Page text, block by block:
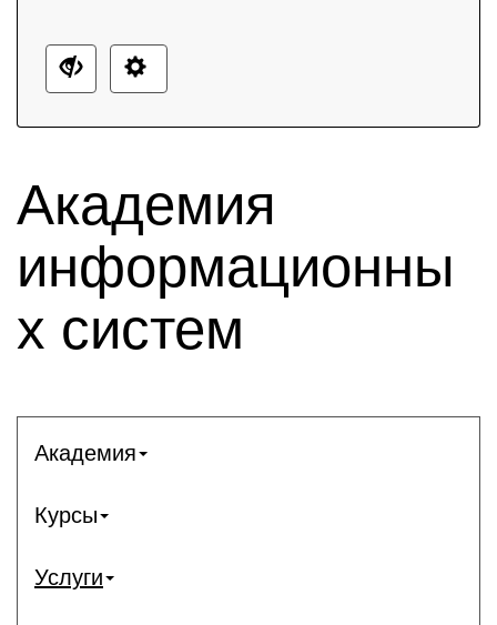
Академия
информационны
х систем
Академия
Курсы
Услуги